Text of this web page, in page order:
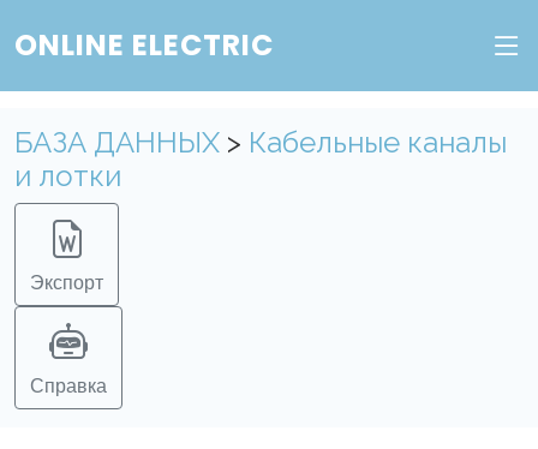
ONLINE ELECTRIC
БАЗА ДАННЫХ > Кабельные каналы
и лотки
Экспорт
Справка